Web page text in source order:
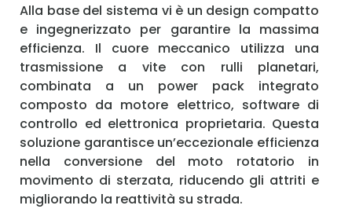
Alla base del sistema vi è un design compatto
e ingegnerizzato per garantire la massima
efficienza. Il cuore meccanico utilizza una
trasmissione a vite con rulli planetari,
combinata a un power pack integrato
composto da motore elettrico, software di
controllo ed elettronica proprietaria. Questa
soluzione garantisce un’eccezionale efficienza
nella conversione del moto rotatorio in
movimento di sterzata, riducendo gli attriti e
migliorando la reattività su strada.